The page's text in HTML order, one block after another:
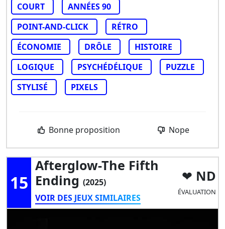
COURT
ANNÉES 90
POINT-AND-CLICK
RÉTRO
ÉCONOMIE
DRÔLE
HISTOIRE
LOGIQUE
PSYCHÉDÉLIQUE
PUZZLE
STYLISÉ
PIXELS
Bonne proposition Nope
15
Afterglow-The Fifth
Ending (2025)
VOIR DES JEUX SIMILAIRES
ND
ÉVALUATION